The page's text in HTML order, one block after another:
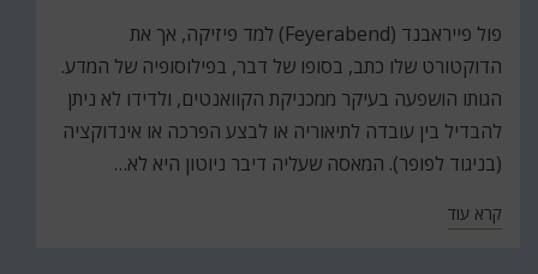
פול פייראבנד (Feyerabend) למד פיזיקה, אך את
הדוקטורט שלו כתב, בסופו של דבר, בפילוסופיה של המדע.
הגותו הושפעה בעיקר ממכניקת הקוואנטים, ולדידו לא ניתן
להבדיל בין עובדה לתיאוריה או לבצע הפרכה או אינדוקציה
(בניגוד לפופר). המאסה שעליה דיבר ניוטון היא לא…
קרא עוד